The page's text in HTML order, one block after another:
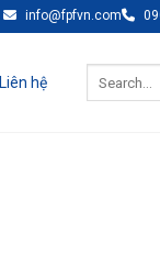
info@fpfvn.com
Liên hệ